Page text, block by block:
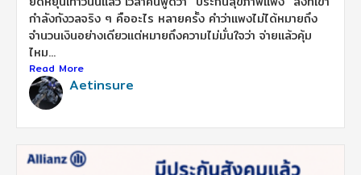
กำลังกังวลจริง ๆ คืออะไร หลายครั้ง คำว่าแพงไม่ได้หมายถึง
จำนวนเงินอย่างเดียวแต่หมายถึงความไม่มั่นใจว่า จ่ายแล้วคุ้ม
ไหม...
Read More
Aetinsure